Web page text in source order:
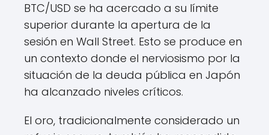
BTC/USD se ha acercado a su límite
superior durante la apertura de la
sesión en Wall Street. Esto se produce en
un contexto donde el nerviosismo por la
situación de la deuda pública en Japón
ha alcanzado niveles críticos.
El oro, tradicionalmente considerado un